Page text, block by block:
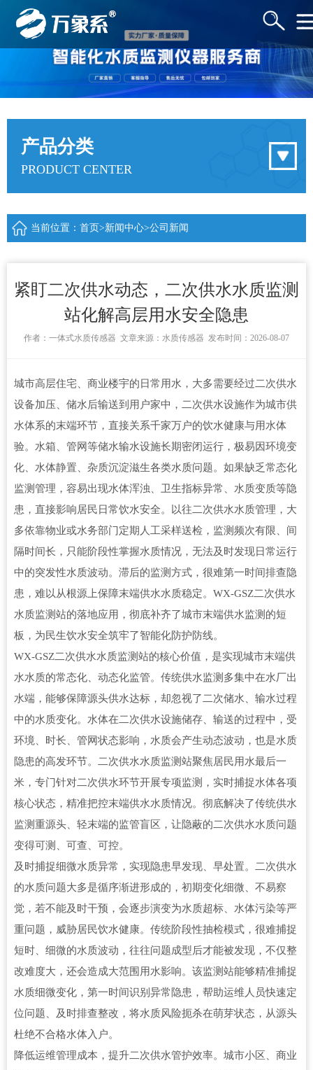
产品分类
PRODUCT CENTER
当前位置： 首页>新闻中心>公司新闻
紧盯二次供水动态，二次供水水质监测
站化解高层用水安全隐患
作者： 一体式水质传感器 文章来源： 水质传感器 发布时间：2026-08-07
城市高层住宅、商业楼宇的日常用水，大多需要经过二次供水
设备加压、储水后输送到用户家中，二次供水设施作为城市供
水体系的末端环节，直接关系千家万户的饮水健康与用水体
验。水箱、管网等储水输水设施长期密闭运行，极易因环境变
化、水体静置、杂质沉淀滋生各类水质问题。如果缺乏常态化
监测管理，容易出现水体浑浊、卫生指标异常、水质变质等隐
患，直接影响居民日常饮水安全。以往二次供水水质管理，大
多依靠物业或水务部门定期人工采样送检，监测频次有限、间
隔时间长，只能阶段性掌握水质情况，无法及时发现日常运行
中的突发性水质波动。滞后的监测方式，很难第一时间排查隐
患，难以从根源上保障末端供水水质稳定。WX-GSZ二次供水
水质监测站的落地应用，彻底补齐了城市末端供水监测的短
板，为民生饮水安全筑牢了智能化防护防线。
WX-GSZ二次供水水质监测站的核心价值，是实现城市末端供
水水质的常态化、动态化监管。传统供水监测多集中在水厂出
水端，能够保障源头供水达标，却忽视了二次储水、输水过程
中的水质变化。水体在二次供水设施储存、输送的过程中，受
环境、时长、管网状态影响，水质会产生动态波动，也是水质
隐患的高发环节。二次供水水质监测站聚焦居民用水最后一
米，专门针对二次供水环节开展专项监测，实时捕捉水体各项
核心状态，精准把控末端供水水质情况。彻底解决了传统供水
监测重源头、轻末端的监管盲区，让隐蔽的二次供水水质问题
变得可测、可查、可控。
及时捕捉细微水质异常，实现隐患早发现、早处置。二次供水
的水质问题大多是循序渐进形成的，初期变化细微、不易察
觉，若不能及时干预，会逐步演变为水质超标、水体污染等严
重问题，威胁居民饮水健康。传统阶段性抽检模式，很难捕捉
短时、细微的水质波动，往往问题成型后才能被发现，不仅整
改难度大，还会造成大范围用水影响。该监测站能够精准捕捉
水质细微变化，第一时间识别异常隐患，帮助运维人员快速定
位问题、及时排查整改，将水质风险扼杀在萌芽状态，从源头
杜绝不合格水体入户。
降低运维管理成本，提升二次供水管护效率。城市小区、商业